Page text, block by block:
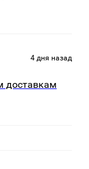
4 дня назад
доставкам